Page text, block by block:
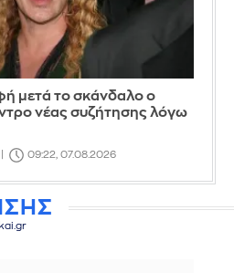
μετά το σκάνδαλο ο
νέας συζήτησης λόγω
09:22, 07.08.2026